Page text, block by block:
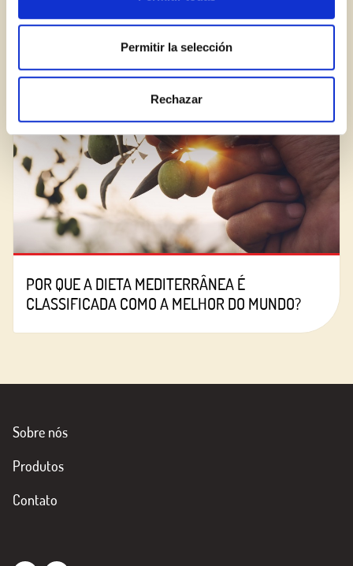
Permitir la selección
Rechazar
POR QUE A DIETA MEDITERRÂNEA É
CLASSIFICADA COMO A MELHOR DO MUNDO?
Sobre nós
Produtos
Contato